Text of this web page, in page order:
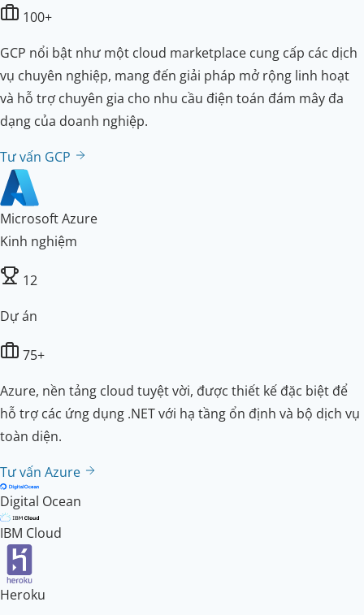
100+
GCP nổi bật như một cloud marketplace cung cấp các dịch
vụ chuyên nghiệp, mang đến giải pháp mở rộng linh hoạt
và hỗ trợ chuyên gia cho nhu cầu điện toán đám mây đa
dạng của doanh nghiệp.
Tư vấn GCP
Microsoft Azure
Kinh nghiệm
12
Dự án
75+
Azure, nền tảng cloud tuyệt vời, được thiết kế đặc biệt để
hỗ trợ các ứng dụng .NET với hạ tầng ổn định và bộ dịch vụ
toàn diện.
Tư vấn Azure
Digital Ocean
IBM Cloud
Heroku